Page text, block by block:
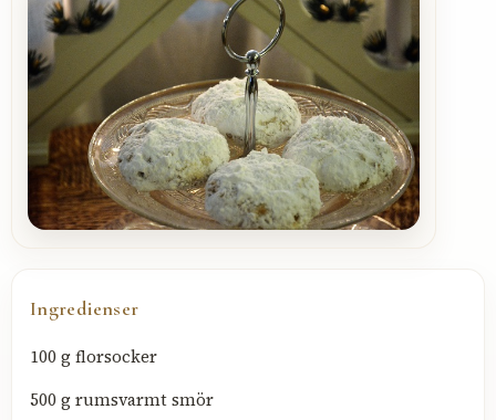
Ingredienser
100 g florsocker
500 g rumsvarmt smör